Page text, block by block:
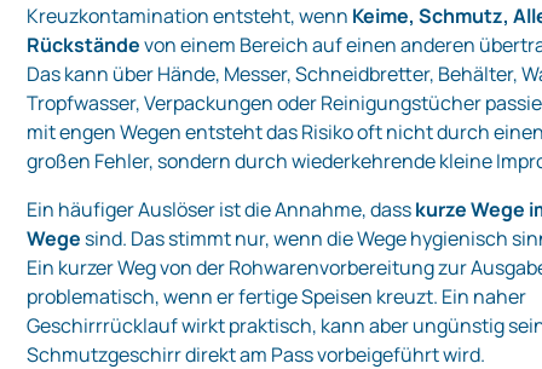
Kreuzkontamination entsteht, wenn Keime, Schmutz,
Rückständevon einem Bereich auf einen anderen
Das kann über Hände, Messer, Schneidbretter, Behälter,
Tropfwasser, Verpackungen oder Reinigungstücher
mit engen Wegen entsteht das Risiko oft nicht durch
großen Fehler, sondern durch wiederkehrende kleine
Ein häufiger Auslöser ist die Annahme, dasskurze Wege
Wege sind. Das stimmt nur, wenn die Wege hygienisch
Ein kurzer Weg von der Rohwarenvorbereitung zur
problematisch, wenn er fertige Speisen kreuzt. Ein naher
Geschirrrücklauf wirkt praktisch, kann aber ungünstig
Schmutzgeschirr direkt am Pass vorbeigeführt wird.